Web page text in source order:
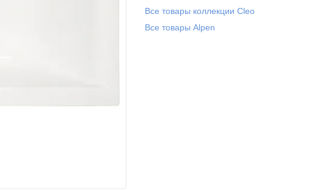
Все товары коллекции Cleo
Все товары Alpen